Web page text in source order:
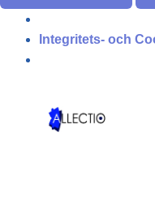
Integritets- och